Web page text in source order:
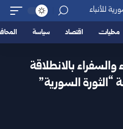
محليات اقتصاد سياسة
والسفراء بالانطلاقة
“الثورة السورية”